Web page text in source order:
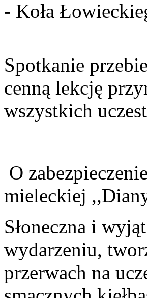
- Koła
Spotkanie
cenną lekcję
wszystkich
O
mieleckiej
Słoneczna i
wydarzeniu,
przerwach na